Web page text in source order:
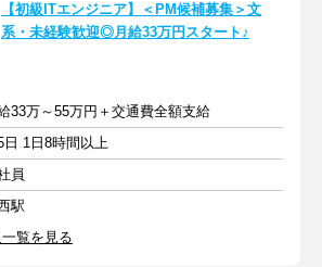
【初級ITエンジニア】＜PM候補募集＞文
系・未経験歓迎◎月給33万円スタート♪
33万～55万円＋交通費全額支給
日 1日8時間以上
員
駅
覧を見る